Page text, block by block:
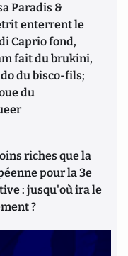
Paradis &
enterrent le
Caprio fond,
fait du brukini,
du bisco-fils;
du
riches que la
pour la 3e
: jusqu'où ira le
?